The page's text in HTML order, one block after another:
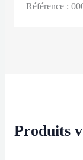
Référence :
Produits